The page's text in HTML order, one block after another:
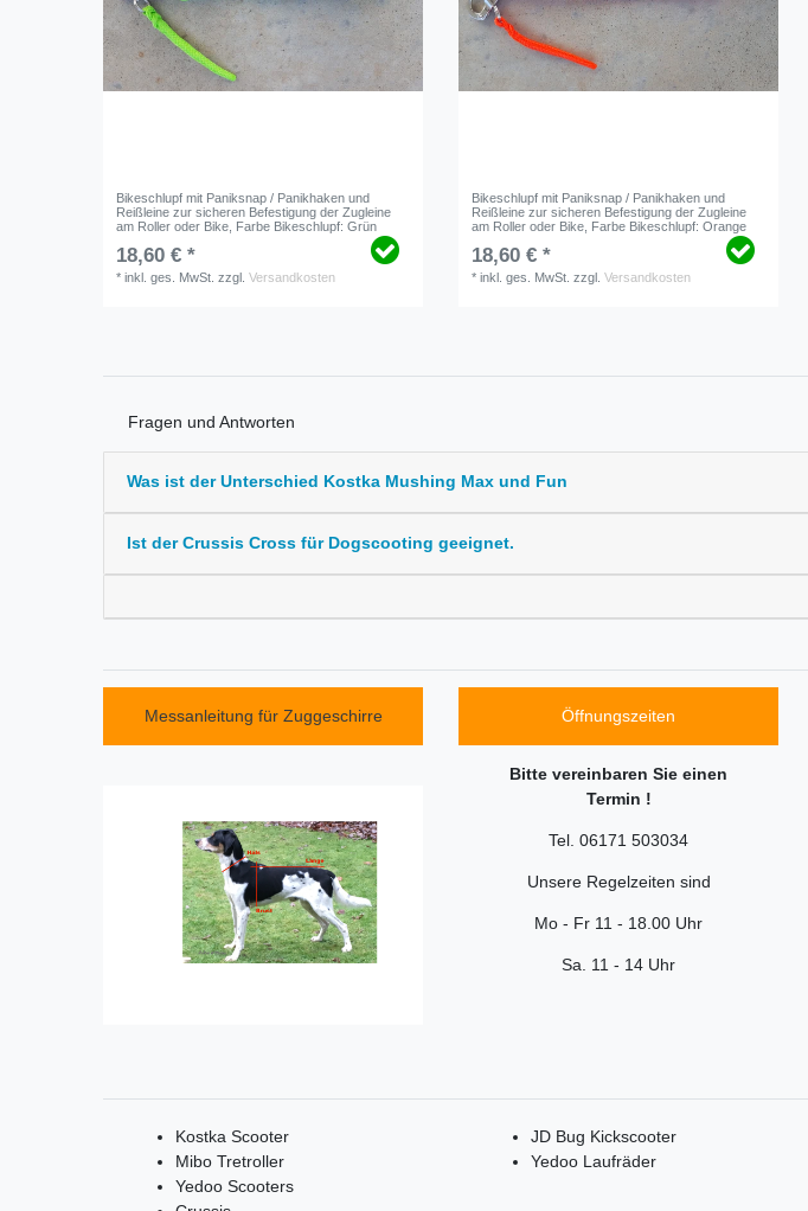
Bikeschlupf mit Paniksnap / Panikhaken und
Reißleine zur sicheren Befestigung der Zugleine
am Roller oder Bike , Farbe Bikeschlupf: Grün
18,60 € *
*inkl. ges. MwSt. zzgl.Versandkosten
Bikeschlupf mit Paniksnap / Panikhaken und
Reißleine zur sicheren Befestigung der Zugleine
am Roller oder Bike , Farbe Bikeschlupf: Orange
18,60 € *
*inkl. ges. MwSt. zzgl.Versandkosten
Fragen und Antworten
Was ist der Unterschied Kostka Mushing Max und Fun
Ist der Crussis Cross für Dogscooting geeignet.
Messanleitung für Zuggeschirre Öffnungszeiten
Bitte vereinbaren Sie einen
Termin !
Tel. 06171 503034
Unsere Regelzeiten sind
Mo - Fr 11 - 18.00 Uhr
Sa. 11 - 14 Uhr
Kostka Scooter
Mibo Tretroller
Yedoo Scooters
JD Bug Kickscooter
Yedoo Laufräder